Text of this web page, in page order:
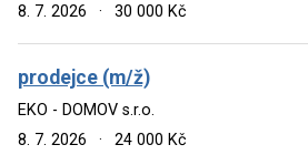
8. 7. 2026
· 30 000 Kč
prodejce (m/ž)
EKO - DOMOV s.r.o.
8. 7. 2026
· 24 000 Kč